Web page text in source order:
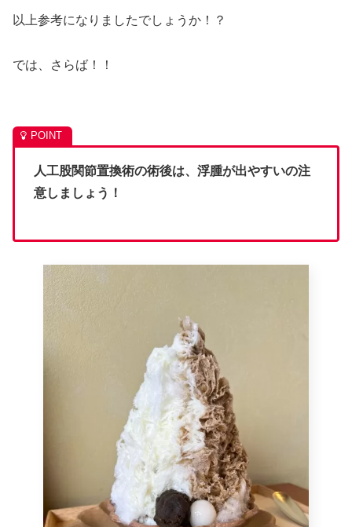
以上参考になりましたでしょうか！？
では、さらば！！
人工股関節置換術の術後は、浮腫が出やすいの注
意しましょう！